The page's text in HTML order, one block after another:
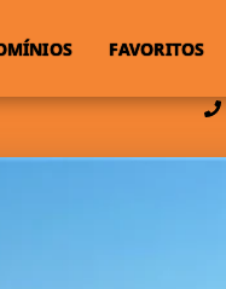
FAVORITOS